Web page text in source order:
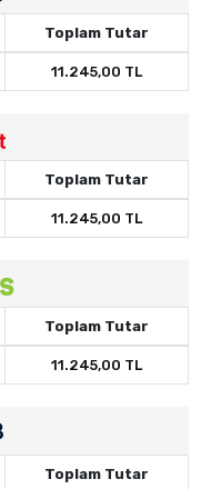
Toplam Tutar
11.245,00 TL
Toplam Tutar
11.245,00 TL
Toplam Tutar
11.245,00 TL
Toplam Tutar